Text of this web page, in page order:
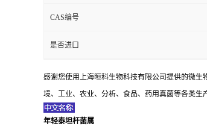
CAS编号
是否进口
感谢您使用上海晅科生物科技有限公司提供的微
境、工业、农业、分析、食品、药用真菌等各类生
年轻泰坦杆菌属